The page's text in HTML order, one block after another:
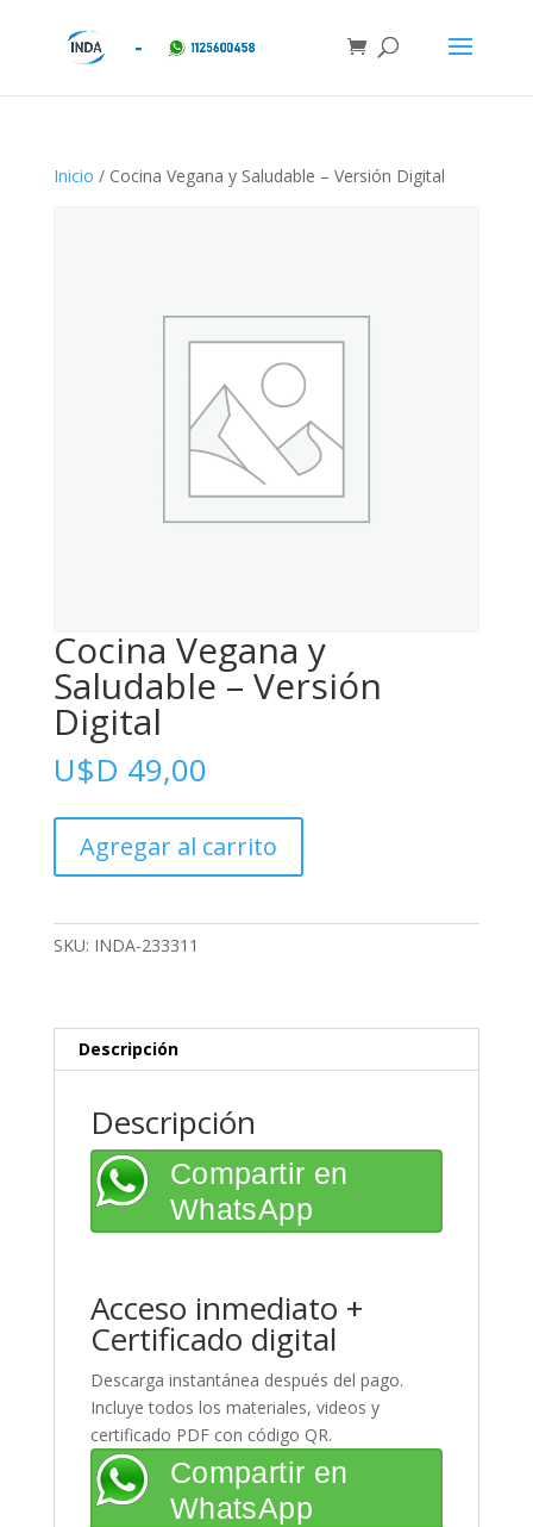
Inicio / Cocina Vegana y Saludable – Versión Digital
Cocina Vegana y
Saludable – Versión
Digital
U$D 49,00
Vegana
-
Agregar al carrito
SKU: INDA-233311
Descripción
Descripción
Compartir en
WhatsApp
Acceso inmediato +
Certificado digital
Descarga instantánea después del pago.
Incluye todos los materiales, videos y
certificado PDF con código QR.
Compartir en
WhatsApp